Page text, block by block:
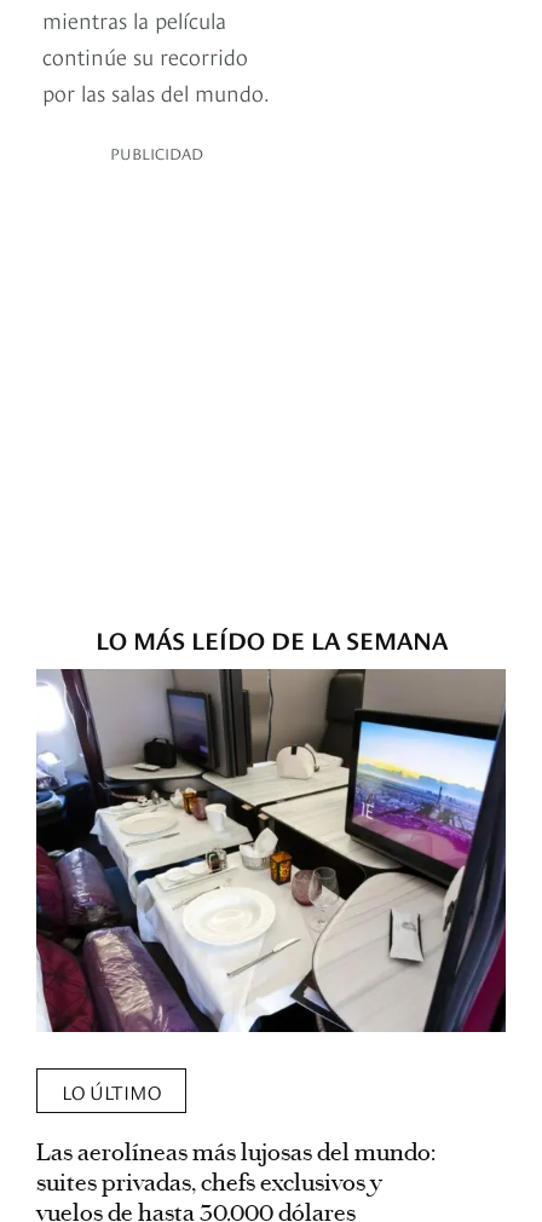
mientras la película
continúe su recorrido
por las salas del mundo.
PUBLICIDAD
LO MÁS LEÍDO DE LA SEMANA
LO ÚLTIMO
Las aerolíneas más lujosas del mundo:
suites privadas, chefs exclusivos y
vuelos de hasta 30.000 dólares